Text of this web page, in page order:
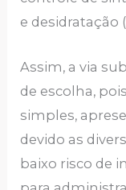
e desidratação
Assim, a via
de escolha,
simples,
devido as
baixo risco de